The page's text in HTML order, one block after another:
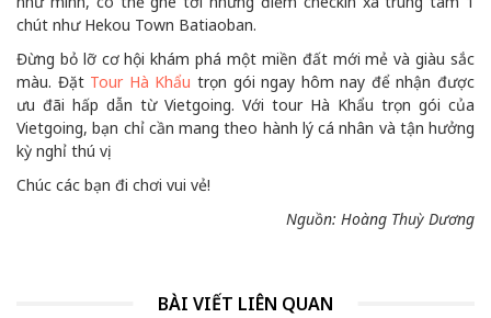
chút như Hekou Town Batiaoban.
Đừng bỏ lỡ cơ hội khám phá một miền đất mới mẻ và giàu sắc
màu. Đặt Tour Hà Khẩu trọn gói ngay hôm nay để nhận được
ưu đãi hấp dẫn từ Vietgoing. Với tour Hà Khẩu trọn gói của
Vietgoing, bạn chỉ cần mang theo hành lý cá nhân và tận hưởng
kỳ nghỉ thú vị.
Chúc các bạn đi chơi vui vẻ!
Nguồn: Hoàng Thuỳ Dương
BÀI VIẾT LIÊN QUAN